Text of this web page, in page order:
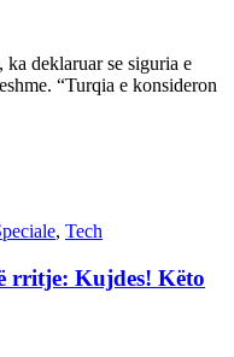
deklaruar se siguria e
“Turqia e konsideron
, Tech
rritje: Kujdes! Këto